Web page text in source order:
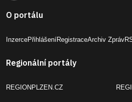
O portálu
InzercePřihlášeníRegistraceArchiv Zpráv
Regionální portály
REGIONPLZEN.CZ